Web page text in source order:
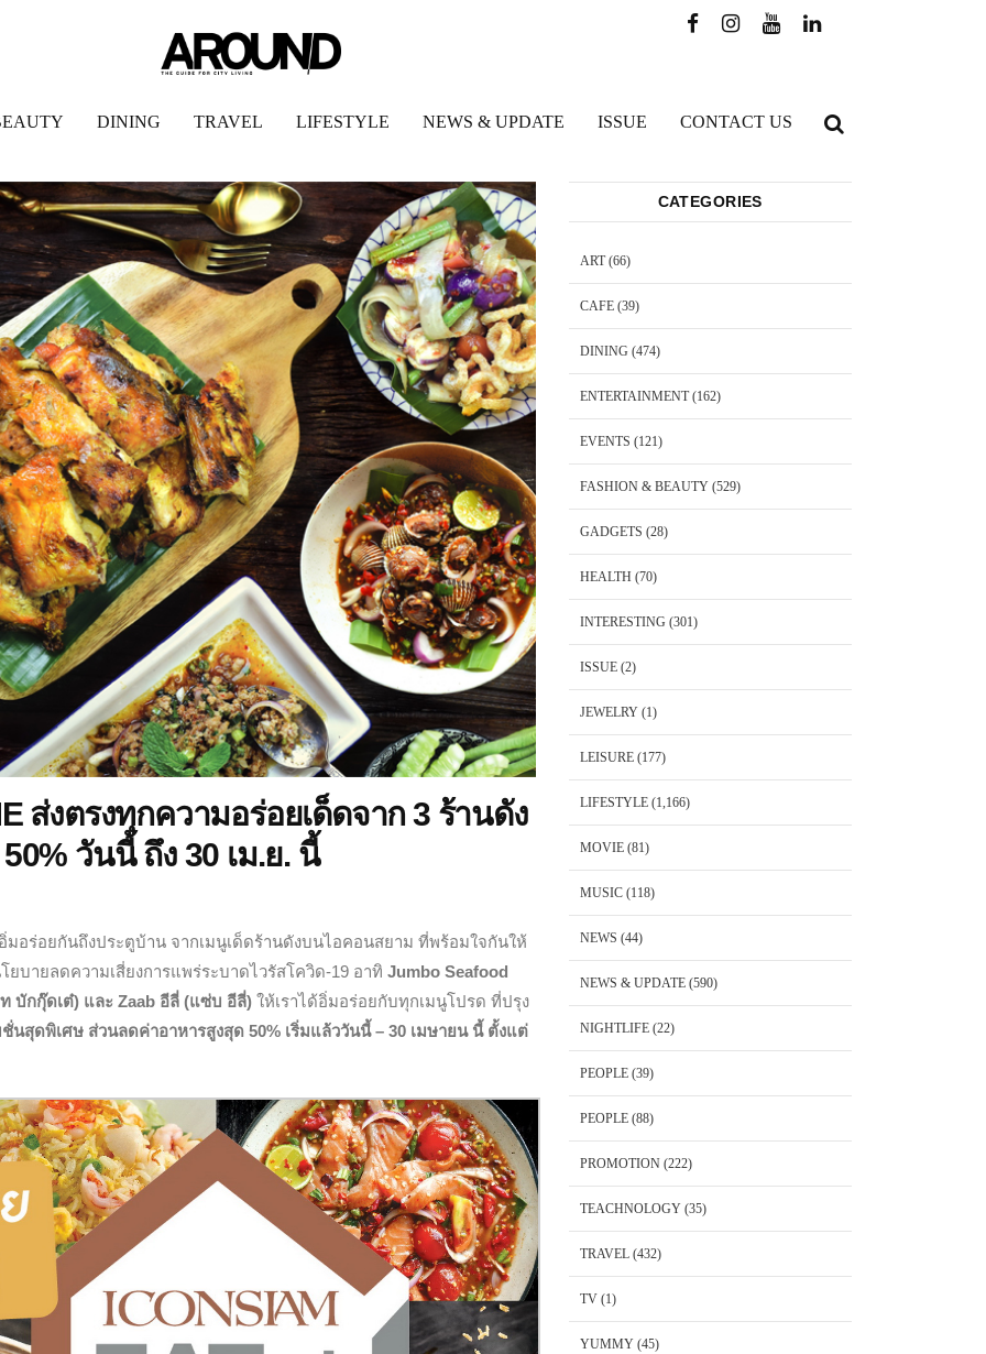
DINING TRAVEL LIFESTYLE NEWS & UPDATE ISSUE CONTACT US
ส่งตรงทุกความอร่อยเด็ดจาก 3 ร้านดัง
วันนี้ ถึง 30 เม.ย. นี้
มอร่อยกันถึงประตูบ้าน จากเมนูเด็ดร้านดังบนไอคอนสยาม ที่พร้อมใจกันให้
ยบายลดความเสี่ยงการแพร่ระบาดไวรัสโควิด-19 อาทิ Jumbo Seafood
บักกุ๊ดเต๋) และ Zaab อีลี่ (แซ่บ อีลี่) ให้เราได้อิ่มอร่อยกับทุกเมนูโปรด ที่ปรุง
นสุดพิเศษ ส่วนลดค่าอาหารสูงสุด 50% เริ่มแล้ววันนี้ – 30 เมษายน นี้ ตั้งแต่
CATEGORIES
ART(66)
CAFE(39)
DINING (474)
ENTERTAINMENT(162)
EVENTS (121)
FASHION & BEAUTY(529)
GADGETS (28)
HEALTH (70)
INTERESTING (301)
ISSUE(2)
JEWELRY(1)
LEISURE(177)
LIFESTYLE(1,166)
MOVIE(81)
MUSIC(118)
NEWS (44)
NEWS & UPDATE(590)
NIGHTLIFE(22)
PEOPLE(39)
PEOPLE(88)
PROMOTION(222)
TEACHNOLOGY(35)
TRAVEL(432)
TV(1)
YUMMY(45)